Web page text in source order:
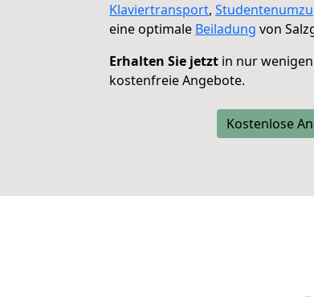
Klaviertransport,
eine optimale Beiladung von
Erhalten Sie jetzt in nur
kostenfreie Angebote.
Kostenlose